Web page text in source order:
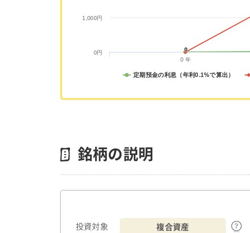
0
0
定期預金の利息（年利0.1%で算出）
0 年
0円
1,000円
銘柄の説明
投資対象 複合資産